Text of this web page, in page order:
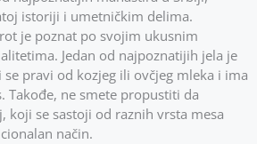
istoriji i umetničkim delima.
je poznat po svojim ukusnim
Jedan od najpoznatijih jela je
pravi od kozjeg ili ovčjeg mleka i ima
Takođe, ne smete propustiti da
koji se sastoji od raznih vrsta mesa
način.